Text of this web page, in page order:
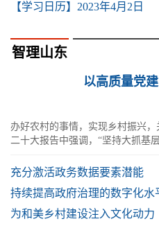
【学习日历】2023年4月2日
智理山东
以高质量党
办好农村的事情，实现乡村振兴
二十大报告中强调，“坚持大抓基
充分激活政务数据要素潜能
持续提高政府治理的数字化水
为和美乡村建设注入文化动力